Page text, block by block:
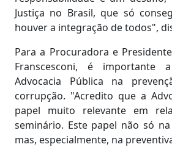
Justiça no Brasil, que só
houver a integração de todos",
Para a Procuradora e Presidente
Franscesconi, é importante
Advocacia Pública na
corrupção. "Acredito que a
papel muito relevante em
seminário. Este papel não só
mas, especialmente, na